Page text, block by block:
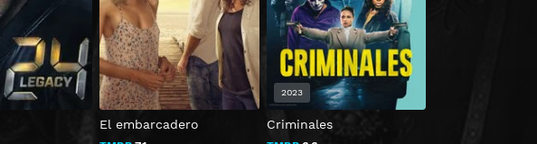
El embarcadero Criminales
2023